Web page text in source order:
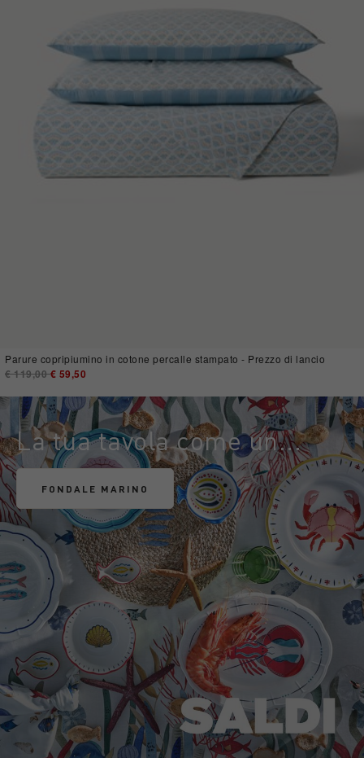
Parure copripiumino in cotone percalle stampato - Prezzo di lancio
Price reduced from
€ 119,00to
€ 59,50
La tua tavola come un...
FONDALE MARINO